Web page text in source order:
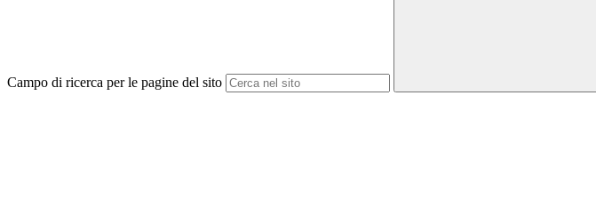
Campo di ricerca per le pagine del sito